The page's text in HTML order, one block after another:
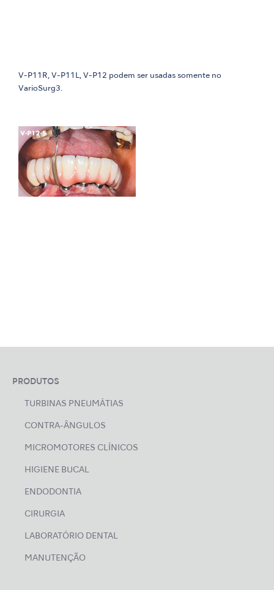
V-P11R, V-P11L, V-P12 podem ser usadas somente no
VarioSurg3.
PRODUTOS
TURBINAS PNEUMÁTIAS
CONTRA-ÂNGULOS
MICROMOTORES CLÍNICOS
HIGIENE BUCAL
ENDODONTIA
CIRURGIA
LABORATÓRIO DENTAL
MANUTENÇÃO